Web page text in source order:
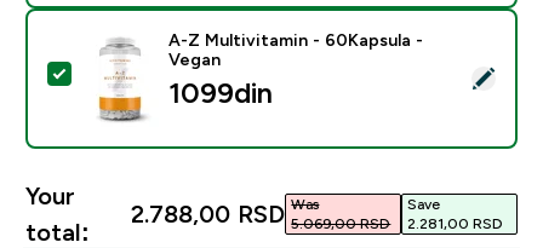
Select this product - A-Z Multivitamin - 60Kapsula -
A-Z Multivitamin - 60Kapsula -
Vegan
1099din‎
Your
total:
2.788,00 RSD‎ Was
5.069,00 RSD‎
Save
2.281,00 RSD‎